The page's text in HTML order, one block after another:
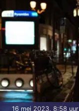
16 mei 2023, 8:58 uur